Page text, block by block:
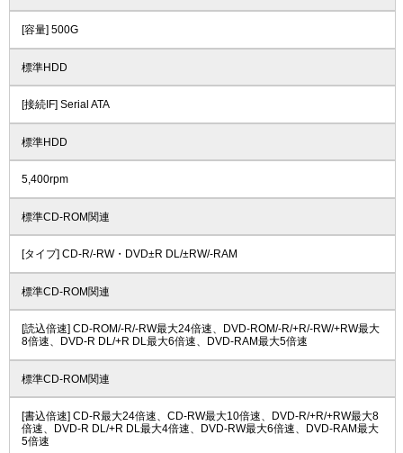
[容量] 500G
標準HDD
[接続IF] Serial ATA
標準HDD
5,400rpm
標準CD-ROM関連
[タイプ] CD-R/-RW・DVD±R DL/±RW/-RAM
標準CD-ROM関連
[読込倍速] CD-ROM/-R/-RW最大24倍速、DVD-ROM/-R/+R/-RW/+RW最大
8倍速、DVD-R DL/+R DL最大6倍速、DVD-RAM最大5倍速
標準CD-ROM関連
[書込倍速] CD-R最大24倍速、CD-RW最大10倍速、DVD-R/+R/+RW最大8
倍速、DVD-R DL/+R DL最大4倍速、DVD-RW最大6倍速、DVD-RAM最大
5倍速